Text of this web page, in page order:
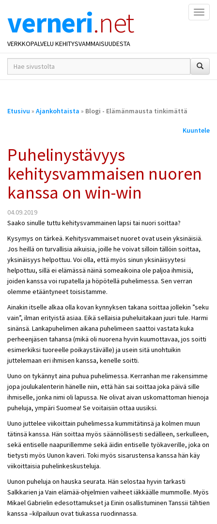
verneri.net
VERKKOPALVELU KEHITYSVAMMAISUUDESTA
hakusana(t)
*
Olet
Etusivu » Ajankohtaista » Blogi - Elämänmausta tinkimättä
Kuuntele
Puhelinystävyys
kehitysvammaisen nuoren
kanssa on win-win
04.09.2019
Saako sinulle tuttu kehitysvammainen lapsi tai nuori soittaa?
Kysymys on tärkeä. Kehitysvammaiset nuoret ovat usein yksinäisiä.
Jos heillä on turvallisia aikuisia, joille he voivat silloin tällöin soittaa,
yksinäisyys helpottuu. Voi olla, että myös sinun yksinäisyytesi
helpottuu, sillä ei elämässä näinä someaikoina ole paljoa ihmisiä,
joiden kanssa voi rupatella ja höpötellä puhelimessa. Sen verran
olemme etääntyneet toisistamme.
Ainakin itselle alkaa olla kovan kynnyksen takana soittaa jollekin ”seku
vain”, ilman erityistä asiaa. Eikä sellaisia puheluitakaan juuri tule. Harmi
sinänsä. Lankapuhelimen aikana puhelimeen saattoi vastata kuka
perheenjäsen tahansa (mikä oli nuorena hyvin kuumottavaa, jos soitti
esimerkiksi tuoreelle poikaystävälle) ja usein sitä unohtuikin
juttelemaan eri ihmisen kanssa, kenelle soitti.
Uuno on tykännyt aina puhua puhelimessa. Kerranhan me rakensimme
jopa joulukalenterin hänelle niin, että hän sai soittaa joka päivä sille
ihmiselle, jonka nimi oli lapussa. Ne olivat aivan uskomattoman hienoja
puheluja, ympäri Suomea! Se voitaisiin ottaa uusiksi.
Uuno juttelee viikoittain puhelimessa kummitätinsä ja kolmen muun
tätinsä kanssa. Hän soittaa myös säännöllisesti sedälleen, serkulleen,
sekä entiselle naapurillemme sekä äidin entiselle työkaverille, joka on
tietysti myös Uunon kaveri. Toki myös sisarustensa kanssa hän käy
viikoittaisia puhelinkeskusteluja.
Uunon puheluja on hauska seurata. Hän selostaa hyvin tarkasti
Salkkarien ja Vain elämää-ohjelmien vaiheet iäkkäälle mummolle. Myös
Mikael Gabrielin edesottamukset ja Einin osallistuminen Tanssii tähtien
kanssa –kilpailuun ovat tiukassa ruodinnassa.